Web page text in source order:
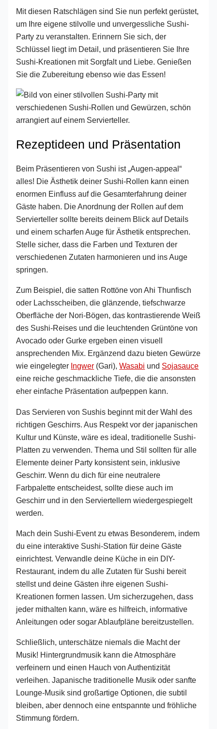
Mit diesen Ratschlägen sind Sie nun perfekt gerüstet,
um Ihre eigene stilvolle und unvergessliche Sushi-
Party zu veranstalten. Erinnern Sie sich, der
Schlüssel liegt im Detail, und präsentieren Sie Ihre
Sushi-Kreationen mit Sorgfalt und Liebe. Genießen
Sie die Zubereitung ebenso wie das Essen!
Rezeptideen und Präsentation
Beim Präsentieren von Sushi ist „Augen-appeal“
alles! Die Ästhetik deiner Sushi-Rollen kann einen
enormen Einfluss auf die Gesamterfahrung deiner
Gäste haben. Die Anordnung der Rollen auf dem
Servierteller sollte bereits deinem Blick auf Details
und einem scharfen Auge für Ästhetik entsprechen.
Stelle sicher, dass die Farben und Texturen der
verschiedenen Zutaten harmonieren und ins Auge
springen.
Zum Beispiel, die satten Rottöne von Ahi Thunfisch
oder Lachsscheiben, die glänzende, tiefschwarze
Oberfläche der Nori-Bögen, das kontrastierende Weiß
des Sushi-Reises und die leuchtenden Grüntöne von
Avocado oder Gurke ergeben einen visuell
ansprechenden Mix. Ergänzend dazu bieten Gewürze
wie eingelegter Ingwer (Gari),Wasabi und Sojasauce
eine reiche geschmackliche Tiefe, die die ansonsten
eher einfache Präsentation aufpeppen kann.
Das Servieren von Sushis beginnt mit der Wahl des
richtigen Geschirrs. Aus Respekt vor der japanischen
Kultur und Künste, wäre es ideal, traditionelle Sushi-
Platten zu verwenden. Thema und Stil sollten für alle
Elemente deiner Party konsistent sein, inklusive
Geschirr. Wenn du dich für eine neutralere
Farbpalette entscheidest, sollte diese auch im
Geschirr und in den Serviertellern wiedergespiegelt
werden.
Mach dein Sushi-Event zu etwas Besonderem, indem
du eine interaktive Sushi-Station für deine Gäste
einrichtest. Verwandle deine Küche in ein DIY-
Restaurant, indem du alle Zutaten für Sushi bereit
stellst und deine Gästen ihre eigenen Sushi-
Kreationen formen lassen. Um sicherzugehen, dass
jeder mithalten kann, wäre es hilfreich, informative
Anleitungen oder sogar Ablaufpläne bereitzustellen.
Schließlich, unterschätze niemals die Macht der
Musik! Hintergrundmusik kann die Atmosphäre
verfeinern und einen Hauch von Authentizität
verleihen. Japanische traditionelle Musik oder sanfte
Lounge-Musik sind großartige Optionen, die subtil
bleiben, aber dennoch eine entspannte und fröhliche
Stimmung fördern.